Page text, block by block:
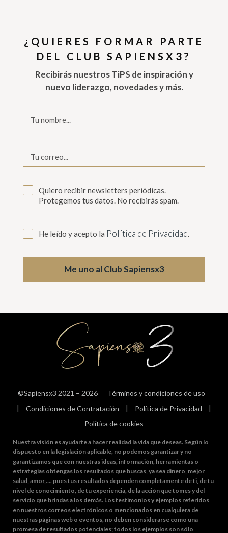
¿QUIERES FORMAR PARTE
DEL CLUB SAPIENSX3?
Recibirás nuestros TiPS de inspiración y
nuevo liderazgo, novedades y más.
Quiero recibir newsletters periódicas.
Protegemos tus datos. No recibirás spam.
He leído y acepto la Política de Privacidad.
Me uno al Club Sapiensx3
©Sapiensx3 2021 – 2026
Términos y condiciones de uso
|
Condiciones de Contratación | Política de Privacidad
|
Política de cookies
Nuestra visión es ayudarte a hacer realidad la vida que deseas. Según lo
dispuesto en la legislación aplicable, no podemos garantizar y no
garantizamos que con nuestras ideas, información, herramientas o
estrategias obtengas los resultados que buscas, ya sea dinero, mejor
salud, amor,…. pues tus resultados dependen completamente de ti, de tu
nivel de conocimiento, de tu experiencia, de la acción que tomes y del
servicio que brindas a los demás. Los testimonios y ejemplos referidos
en nuestros correos electrónicos o mencionados en cualquiera de
nuestras páginas web o eventos, no deben considerarse como una
promesa de resultados potenciales; todos los ejemplos son sólo